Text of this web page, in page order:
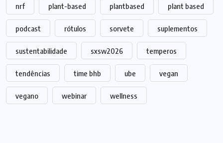
nrf plant-based plantbased plant based
podcast rótulos sorvete suplementos
sustentabilidade sxsw2026 temperos
tendências time bhb ube vegan
vegano webinar wellness